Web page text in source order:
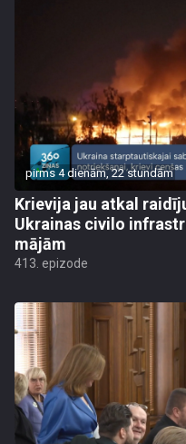
pirms 4 dienām, 22 stundām
Krievija jau atkal
Ukrainas civilo
mājām
413. epizode